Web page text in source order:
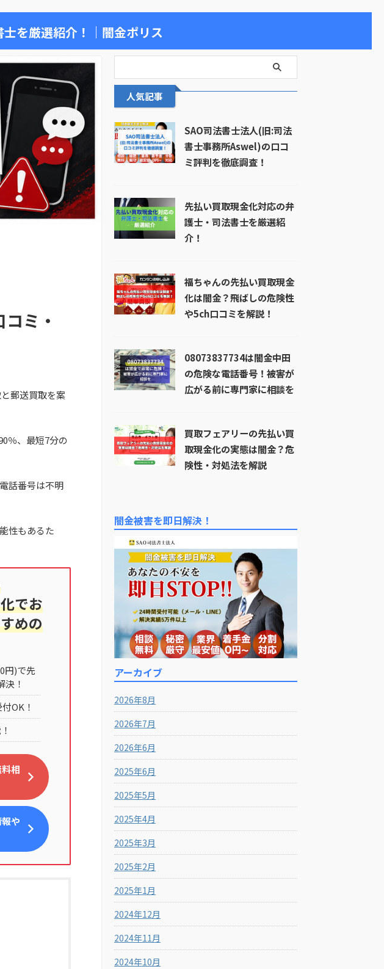
を厳選紹介！｜闇金ポリス
ミ・
郵送買取を案
％、最短7分の
話番号は不明
性もあるた
でお
めの
円)で先
決！
OK！
相
や
人気記事
SAO司法書士法人(旧:司法
書士事務所Aswel)の口コ
ミ評判を徹底調査！
先払い買取現金化対応の弁
護士・司法書士を厳選紹
介！
福ちゃんの先払い買取現金
化は闇金？飛ばしの危険性
や5ch口コミを解説！
08073837734は闇金中田
の危険な電話番号！被害が
広がる前に専門家に相談を
買取フェアリーの先払い買
取現金化の実態は闇金？危
険性・対処法を解説
闇金被害を即日解決！
アーカイブ
2026年8月
2026年7月
2026年6月
2025年6月
2025年5月
2025年4月
2025年3月
2025年2月
2025年1月
2024年12月
2024年11月
2024年10月